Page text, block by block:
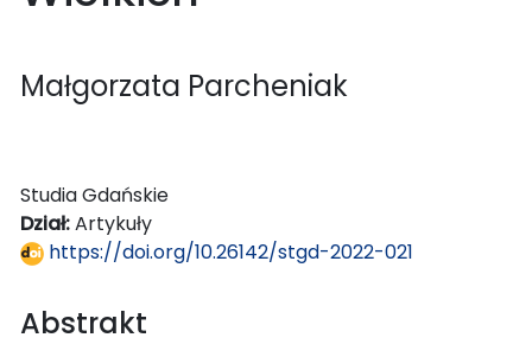
Małgorzata Parcheniak
Studia Gdańskie
Dział:Artykuły
https://doi.org/10.26142/stgd-2022-021
Abstrakt